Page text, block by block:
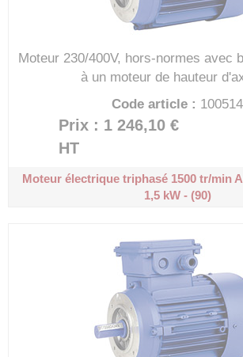
Moteur 230/400V, hors-normes avec
à un moteur de hauteur
Code article : 100514
Prix : 1 246,10 €
HT
Moteur électrique triphasé 1500 tr/min
1,5 kW - (90)